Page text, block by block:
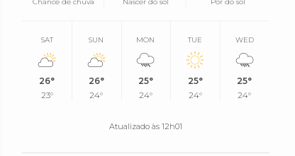
SAT
26°
23°
SUN
26°
24°
MON
25°
24°
TUE
25°
24°
WED
25°
24°
Atualizado às 12h01